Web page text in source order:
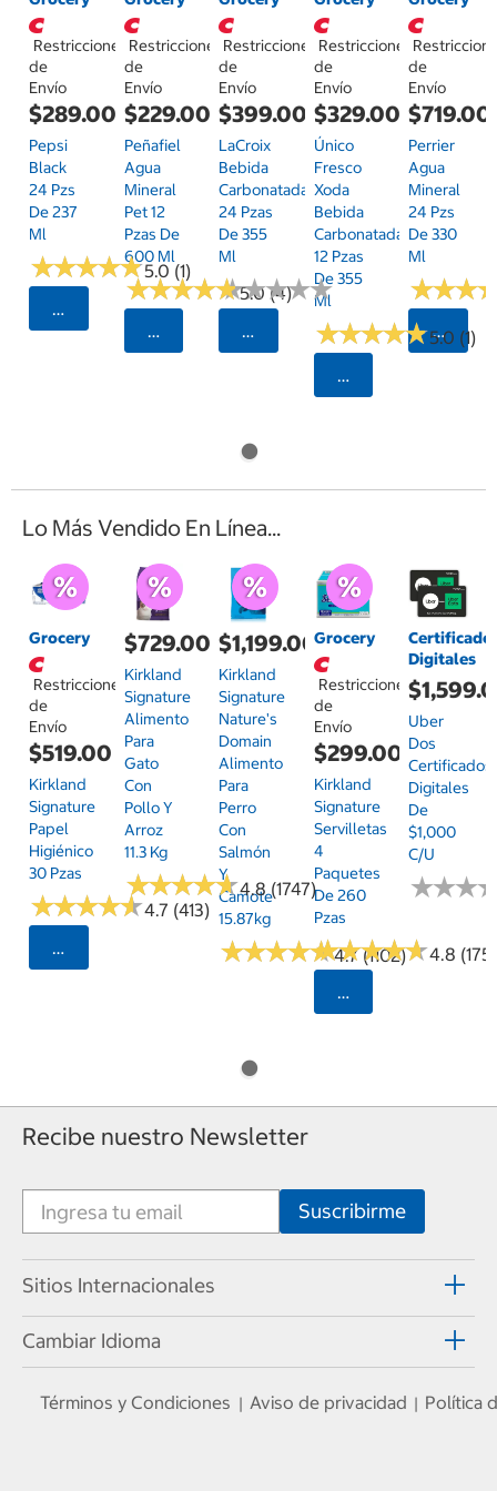
Restricciones
de
Envío
$289.00
Pepsi
Black
24 Pzs
De 237
Ml
★★★★★
★★★★★5.0 (1)
Seleccionar Código Postal
Restricciones
de
Envío
$229.00
Peñafiel
Agua
Mineral
Pet 12
Pzas De
600 Ml
★★★★★
★★★★★5.0 (4)
Seleccionar Código Postal
Restricciones
de
Envío
$399.00
LaCroix
Bebida
Carbonatada
24 Pzas
De 355
Ml
★★★★★
★★★★★
Seleccionar Código Postal
Restricciones
de
Envío
$329.00
Único
Fresco
Xoda
Bebida
Carbonatada
12 Pzas
De 355
Ml
★★★★★
★★★★★5.0 (1)
Seleccionar
de
Envío
$719.00
Perrier
Agua
Mineral
24 Pzs
De 330
Ml
★★★
★★★
Lo Más Vendido En Línea...
Grocery
Restricciones
de
Envío
$519.00
Kirkland
Signature
Papel
Higiénico
30 Pzas
★★★★★
★★★★★4.7 (413)
Seleccionar Código Postal
$729.00
Kirkland
Signature
Alimento
Para
Gato
Con
Pollo Y
Arroz
11.3 Kg
★★★★★
★★★★★4.8 (1747)
$1,199.00
Kirkland
Signature
Nature's
Domain
Alimento
Para
Perro
Con
Salmón
Y
Camote
15.87kg
★★★★★
★★★★★4.7 (1102)
Grocery
Restricciones
de
Envío
$299.00
Kirkland
Signature
Servilletas
4
Paquetes
De 260
Pzas
★★★★★
★★★★★4.8 (175)
Seleccionar
Digitales
Uber
Dos
Certificados
Digitales
De
$1,000
C/u
★★★
★★★
Recibe nuestro Newsletter
Sitios Internacionales
Cambiar Idioma
Términos y Condiciones | Aviso de privacidad | Política